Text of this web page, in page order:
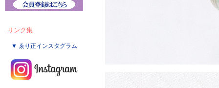
リンク集
▼ ゑり正インスタグラム